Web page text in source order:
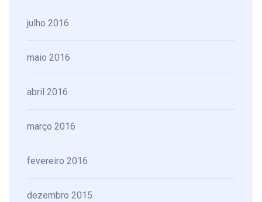
julho 2016
maio 2016
abril 2016
março 2016
fevereiro 2016
dezembro 2015